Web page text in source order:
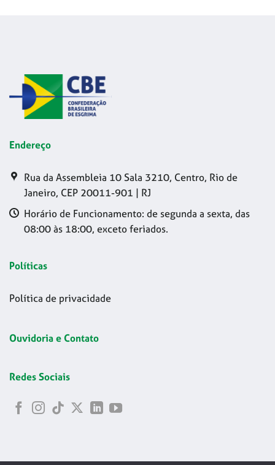
Endereço
Rua da Assembleia 10 Sala 3210, Centro, Rio de
Janeiro, CEP 20011-901 | RJ
Horário de Funcionamento: de segunda a sexta, das
08:00 às 18:00, exceto feriados.
Políticas
Política de privacidade
Ouvidoria e Contato
Redes Sociais